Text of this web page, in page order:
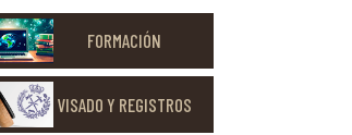
FORMACIÓN
VISADO Y REGISTROS